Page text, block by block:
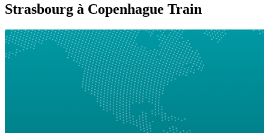
Strasbourg à Copenhague Train